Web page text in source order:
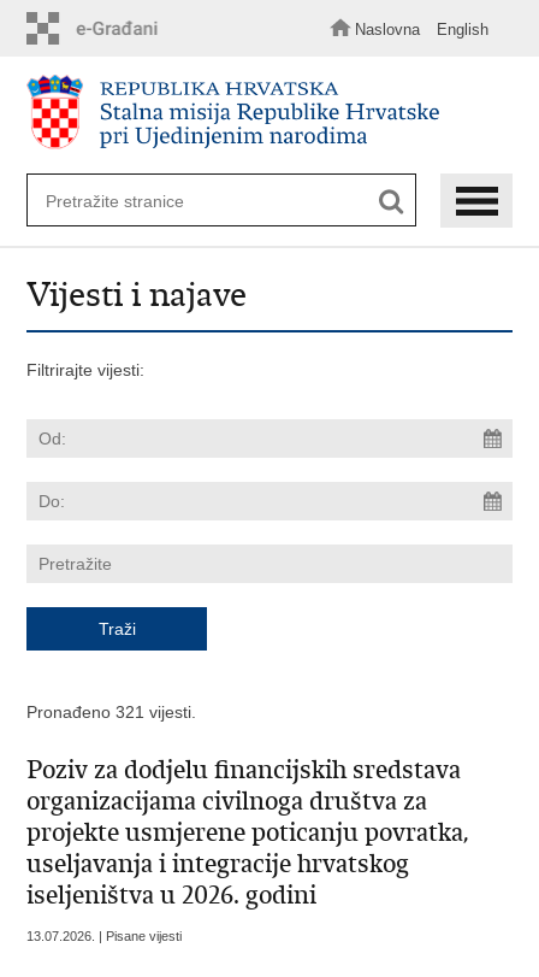
sadržaj
Naslovna English
Vijesti i najave
Filtrirajte vijesti:
Pronađeno 321 vijesti.
Poziv za dodjelu financijskih sredstava
organizacijama civilnoga društva za
projekte usmjerene poticanju povratka,
useljavanja i integracije hrvatskog
iseljeništva u 2026. godini
13.07.2026. | Pisane vijesti